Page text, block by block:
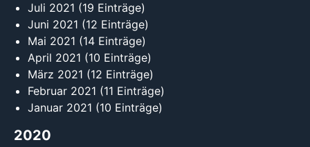
Juli 2021 (19 Einträge)
Juni 2021 (12 Einträge)
Mai 2021 (14 Einträge)
April 2021 (10 Einträge)
März 2021 (12 Einträge)
Februar 2021 (11 Einträge)
Januar 2021 (10 Einträge)
2020